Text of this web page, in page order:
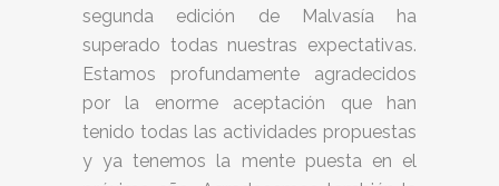
segunda edición de Malvasía ha
superado todas nuestras expectativas.
Estamos profundamente agradecidos
por la enorme aceptación que han
tenido todas las actividades propuestas
y ya tenemos la mente puesta en el